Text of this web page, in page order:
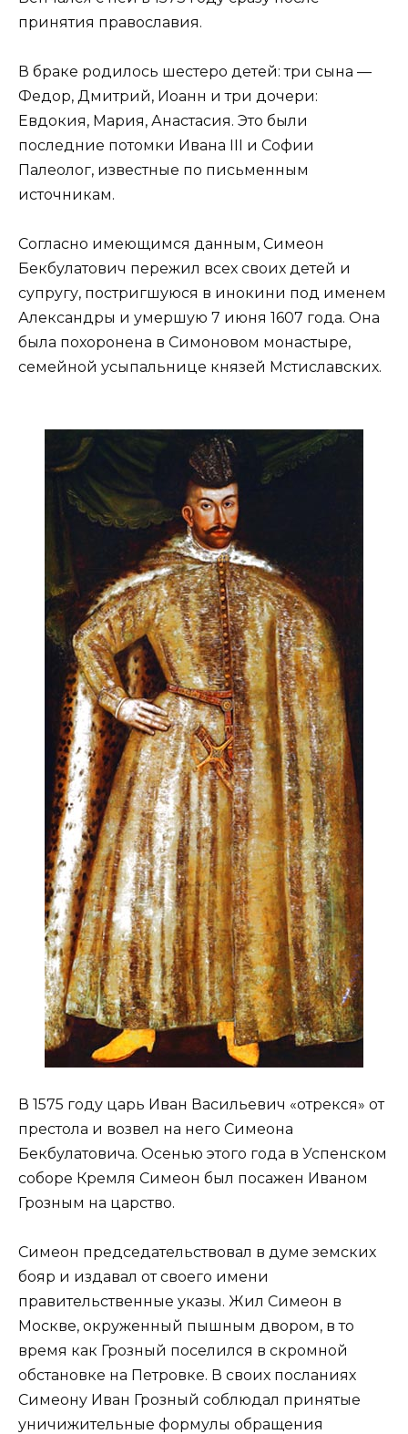
принятия православия.
В браке родилось шестеро детей: три сына —
Федор, Дмитрий, Иоанн и три дочери:
Евдокия, Мария, Анастасия. Это были
последние потомки Ивана III и Софии
Палеолог, известные по письменным
источникам.
Согласно имеющимся данным, Симеон
Бекбулатович пережил всех своих детей и
супругу, постригшуюся в инокини под именем
Александры и умершую 7 июня 1607 года. Она
была похоронена в Симоновом монастыре,
семейной усыпальнице князей Мстиславских.
В 1575 году царь Иван Васильевич «отрекся» от
престола и возвел на него Симеона
Бекбулатовича. Осенью этого года в Успенском
соборе Кремля Симеон был посажен Иваном
Грозным на царство.
Симеон председательствовал в думе земских
бояр и издавал от своего имени
правительственные указы. Жил Симеон в
Москве, окруженный пышным двором, в то
время как Грозный поселился в скромной
обстановке на Петровке. В своих посланиях
Симеону Иван Грозный соблюдал принятые
уничижительные формулы обращения